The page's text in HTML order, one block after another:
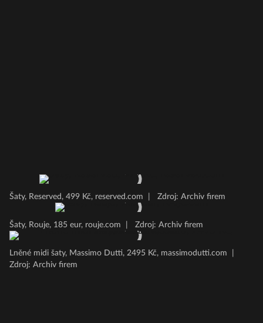
Šaty, Reserved, 499 Kč, reserved.com Zdroj: Archiv firem
Šaty, Rouje, 185 eur, rouje.com Zdroj: Archiv firem
Lněné midi šaty, Massimo Dutti, 2495 Kč, massimodutti.com
Zdroj: Archiv firem